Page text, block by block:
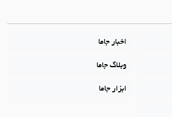
اخبار جاما
وبلاگ جاما
ابزار جاما